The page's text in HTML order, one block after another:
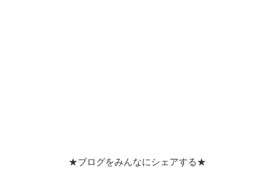
★ブログをみんなにシェアする★